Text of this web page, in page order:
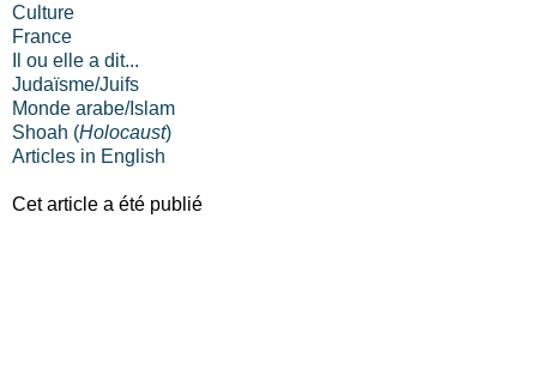
Culture
France
Il ou elle a dit...
Judaïsme/Juifs
Monde arabe/Islam
Shoah (Holocaust)
Articles in English
Cet article a été publié